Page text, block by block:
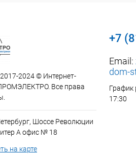
2024 © Интернет-
Все права
Шоссе Революции
А офис № 18
на карте
+7
Email:
dom-
График
17:30